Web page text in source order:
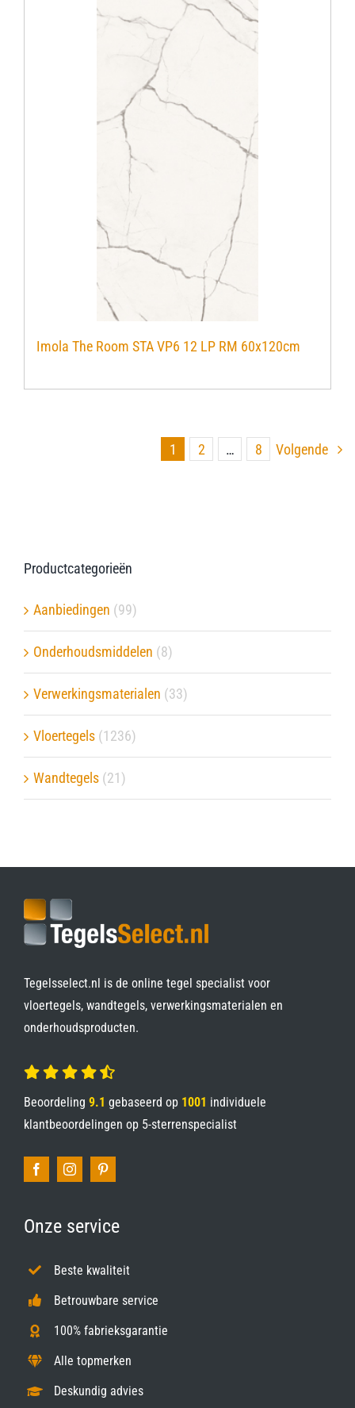
Imola The Room STA VP6 12 LP RM 60x120cm
1 2 … 8 Volgende
Productcategorieën
Aanbiedingen (99)
Onderhoudsmiddelen (8)
Verwerkingsmaterialen (33)
Vloertegels (1236)
Wandtegels (21)
Tegelsselect.nl is de online tegel specialist voor
vloertegels, wandtegels, verwerkingsmaterialen en
onderhoudsproducten.
Beoordeling 9.1 gebaseerd op 1001 individuele
klantbeoordelingen op 5-sterrenspecialist
Onze service
Beste kwaliteit
Betrouwbare service
100% fabrieksgarantie
Alle topmerken
Deskundig advies